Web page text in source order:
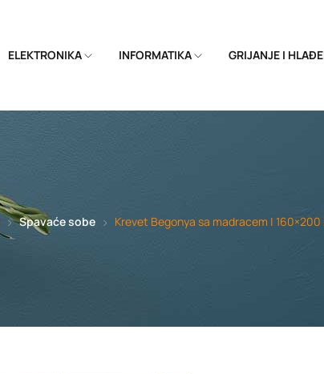
ELEKTRONIKA INFORMATIKA GRIJANJE I
Spavaće sobe Krevet Begonya sa madracem | 160×200